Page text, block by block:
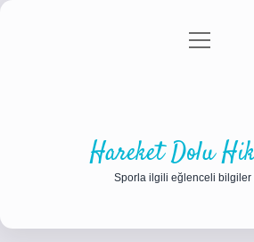
Gizlilik Politikası
menüyü
Hareket Dolu
Sporla ilgili eğlenceli bilgiler